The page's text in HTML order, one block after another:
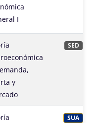
I
y
SED
SUA